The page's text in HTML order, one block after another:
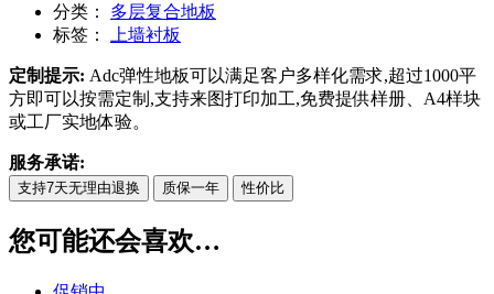
金
收
口
条
上
墙
板
分类： 多层复合地板
标签：
上墙衬板
定制提示: Adc弹性地板可以满足客户多样化需求,超过1000平
方即可以按需定制,支持来图打印加工,免费提供样册、A4样块
或工厂实地体验。
服务承诺:
支持7天无理由退换 质保一年 性价比
您可能还会喜欢…